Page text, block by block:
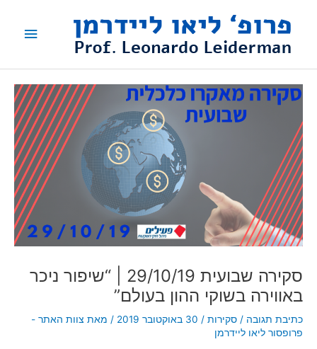
ראשי
סקירה שבועית 29/10/19 | “שיפור ניכר
באווירה בשוקי ההון בעולם”
כתיבת תגובה / סקירות / 30 באוקטובר 2019 / מאת צוות האתר -
פרופסור ליאו ליידרמן